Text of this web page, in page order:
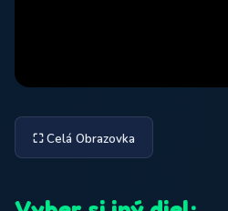
⛶ Celá Obrazovka